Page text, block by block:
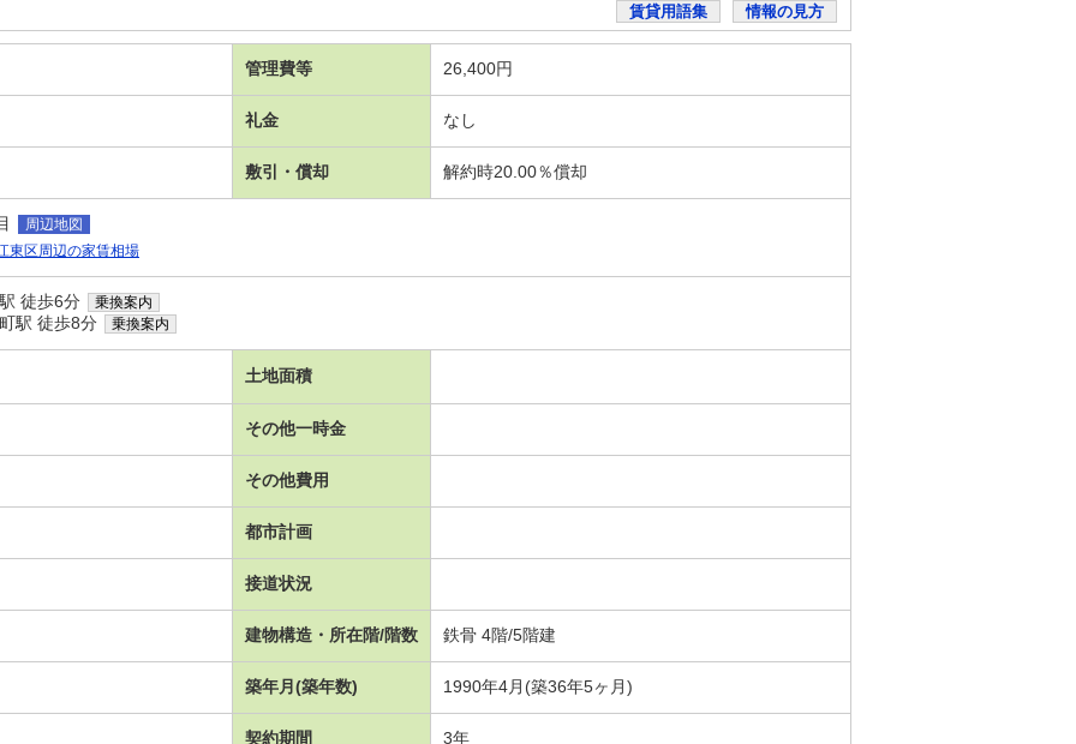
賃貸用語集 情報の見方
管理費等 26,400円
礼金 なし
敷引・償却 解約時20.00％償却
周辺地図
東区周辺の家賃相場
徒歩6分 乗換案内
駅 徒歩8分 乗換案内
土地面積
その他一時金
その他費用
都市計画
接道状況
建物構造・所在階/階数 鉄骨 4階/5階建
築年月(築年数) 1990年4月(築36年5ヶ月)
契約期間 3年